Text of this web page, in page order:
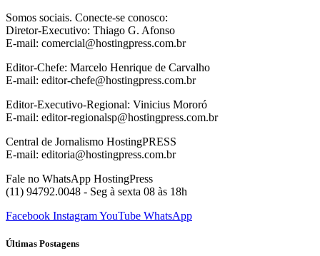
Somos sociais. Conecte-se conosco:
Diretor-Executivo: Thiago G. Afonso
E-mail: comercial@hostingpress.com.br
Editor-Chefe: Marcelo Henrique de Carvalho
E-mail: editor-chefe@hostingpress.com.br
Editor-Executivo-Regional: Vinicius Mororó
E-mail: editor-regionalsp@hostingpress.com.br
Central de Jornalismo HostingPRESS
E-mail: editoria@hostingpress.com.br
Fale no WhatsApp HostingPress
(11) 94792.0048 - Seg à sexta 08 às 18h
Facebook InstagramYouTube WhatsApp
Últimas Postagens